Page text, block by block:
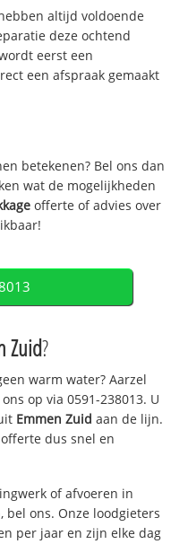
altijd voldoende
deze ochtend
eerst een
een afspraak gemaakt
betekenen? Bel ons dan
wat de mogelijkheden
offerte of advies over
Zuid?
warm water? Aarzel
op via 0591-238013. U
Emmen Zuid aan de lijn.
dus snel en
of afvoeren in
bel ons. Onze loodgieters
per jaar en zijn elke dag